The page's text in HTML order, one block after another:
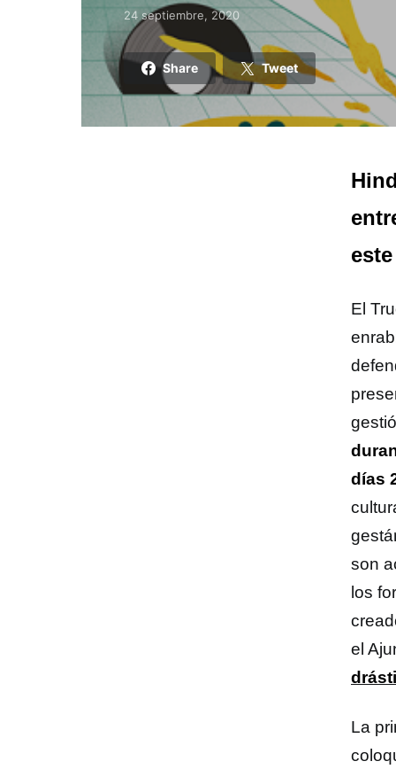
Posted on
24 septiembre, 2020
Share Tweet
El
días
son
los
el
La